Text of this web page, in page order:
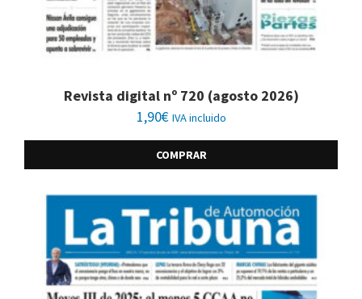
Revista digital nº 720 (agosto 2026)
1,90€ IVA incluido
COMPRAR